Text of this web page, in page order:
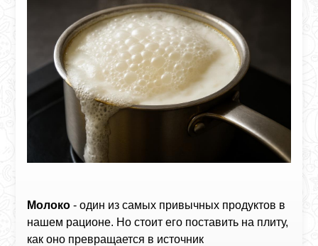
Молоко - один из самых привычных продуктов в
нашем рационе. Но стоит его поставить на плиту,
как оно превращается в источник